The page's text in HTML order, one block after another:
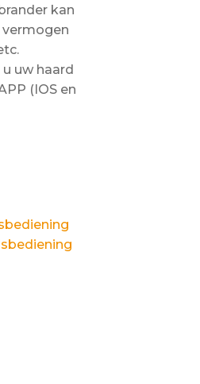
kan
vermogen
uw haard
(IOS en